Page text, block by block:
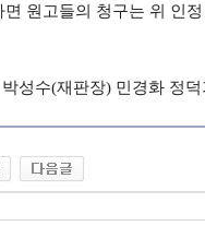
면 원고들의 청구는 위 인
성수(재판장) 민경화 정덕